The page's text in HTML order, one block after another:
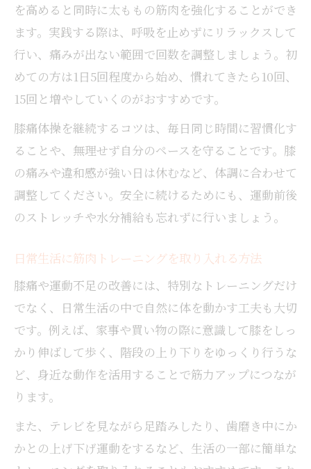
を高めると同時に太ももの筋肉を強化することができ
ます。実践する際は、呼吸を止めずにリラックスして
行い、痛みが出ない範囲で回数を調整しましょう。初
めての方は1日5回程度から始め、慣れてきたら10回、
15回と増やしていくのがおすすめです。
膝痛体操を継続するコツは、毎日同じ時間に習慣化す
ることや、無理せず自分のペースを守ることです。膝
の痛みや違和感が強い日は休むなど、体調に合わせて
調整してください。安全に続けるためにも、運動前後
のストレッチや水分補給も忘れずに行いましょう。
日常生活に筋肉トレーニングを取り入れる方法
膝痛や運動不足の改善には、特別なトレーニングだけ
でなく、日常生活の中で自然に体を動かす工夫も大切
です。例えば、家事や買い物の際に意識して膝をしっ
かり伸ばして歩く、階段の上り下りをゆっくり行うな
ど、身近な動作を活用することで筋力アップにつなが
ります。
また、テレビを見ながら足踏みしたり、歯磨き中にか
かとの上げ下げ運動をするなど、生活の一部に簡単な